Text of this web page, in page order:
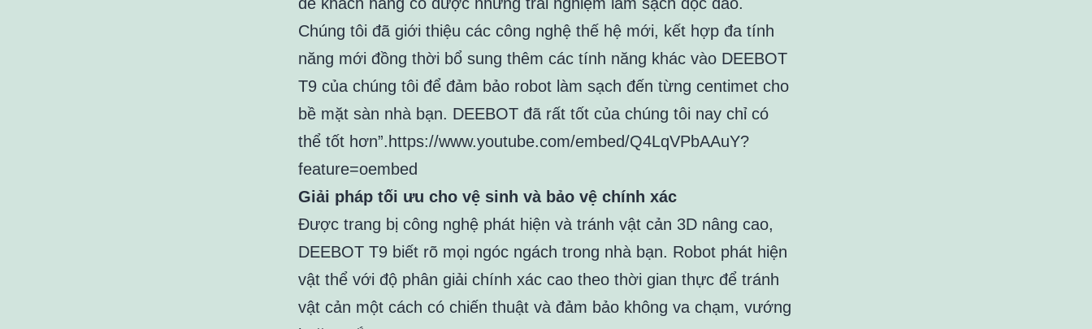
Chúng tôi đã giới thiệu các công nghệ thế hệ mới, kết hợp đa tính
năng mới đồng thời bổ sung thêm các tính năng khác vào DEEBOT
T9 của chúng tôi để đảm bảo robot làm sạch đến từng centimet cho
bề mặt sàn nhà bạn. DEEBOT đã rất tốt của chúng tôi nay chỉ có
thể tốt hơn”.https://www.youtube.com/embed/Q4LqVPbAAuY?
feature=oembed
Giải pháp tối ưu cho vệ sinh và bảo vệ chính xác
Được trang bị công nghệ phát hiện và tránh vật cản 3D nâng cao,
DEEBOT T9 biết rõ mọi ngóc ngách trong nhà bạn. Robot phát hiện
vật thể với độ phân giải chính xác cao theo thời gian thực để tránh
vật cản một cách có chiến thuật và đảm bảo không va chạm, vướng